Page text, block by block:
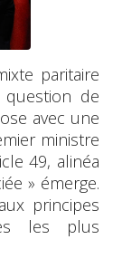
paritaire
de
avec une
ministre
49, alinéa
» émerge.
principes
les plus